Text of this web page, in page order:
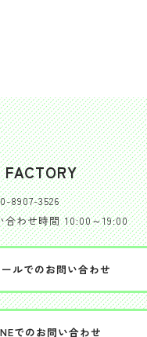
FACTORY
8907-3526
合わせ時間 10:00～19:00
ルでのお問い合わせ
でのお問い合わせ